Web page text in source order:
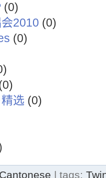
(0)
2010 (0)
(0)
选 (0)
Cantonese | tags: